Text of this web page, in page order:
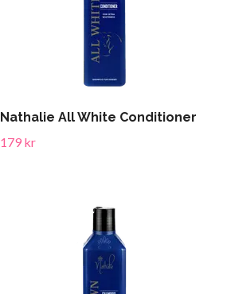
Nathalie All White Conditioner
179 kr